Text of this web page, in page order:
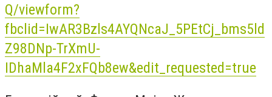
Q/viewform?
fbclid=IwAR3Bzls4AYQNcaJ_5PEtCj_bms5ld
Z98DNp-TrXmU-
IDhaMla4F2xFQb8ew&edit_requested=true